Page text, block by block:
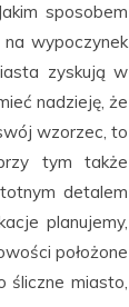
sposobem
wypoczynek
zyskują w
nadzieję, że
wzorzec, to
tym także
detalem
planujemy,
położone
śliczne miasto,